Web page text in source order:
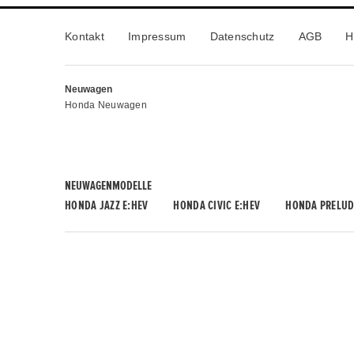
Kontakt Impressum Datenschutz AGB
Neuwagen
Honda Neuwagen
NEUWAGENMODELLE
HONDA JAZZ E:HEV
HONDA CIVIC E:HEV HONDA